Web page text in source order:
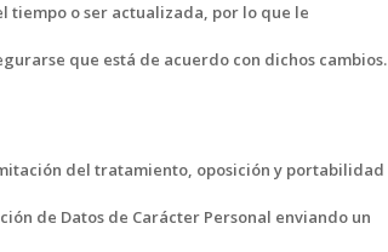
tiempo o ser actualizada, por lo que le
que está de acuerdo con dichos cambios.
del tratamiento, oposición y portabilidad
de Datos de Carácter Personal enviando un